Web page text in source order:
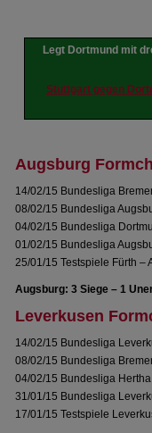
Legt Dortmund mit
Stuttgart gegen
Augsburg
14/02/15 Bundesliga
08/02/15 Bundesliga
04/02/15 Bundesliga
01/02/15 Bundesliga
25/01/15 Testspiele Fürth –
Augsburg: 3 Siege – 1
Leverkusen
14/02/15 Bundesliga
08/02/15 Bundesliga
04/02/15 Bundesliga
31/01/15 Bundesliga
17/01/15 Testspiele